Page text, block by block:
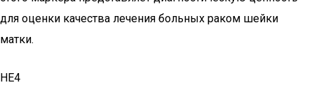
для оценки качества лечения больных раком шейки
матки.
HE4